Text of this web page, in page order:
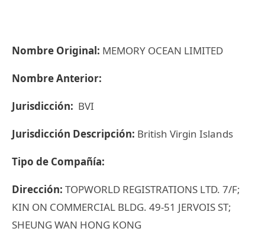
Nombre Original: MEMORY OCEAN LIMITED
Nombre Anterior:
Jurisdicción: BVI
Jurisdicción Descripción: British Virgin Islands
Tipo de Compañía:
Dirección: TOPWORLD REGISTRATIONS LTD. 7/F;
KIN ON COMMERCIAL BLDG. 49-51 JERVOIS ST;
SHEUNG WAN HONG KONG